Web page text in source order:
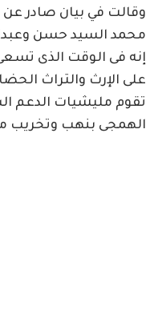
وقالت في بيان صادر عن
محمد السيد حسن
إنه فى الوقت الذى
على الإرث والتراث
تقوم مليشيات الدعم
الهمجى بنهب وتخريب